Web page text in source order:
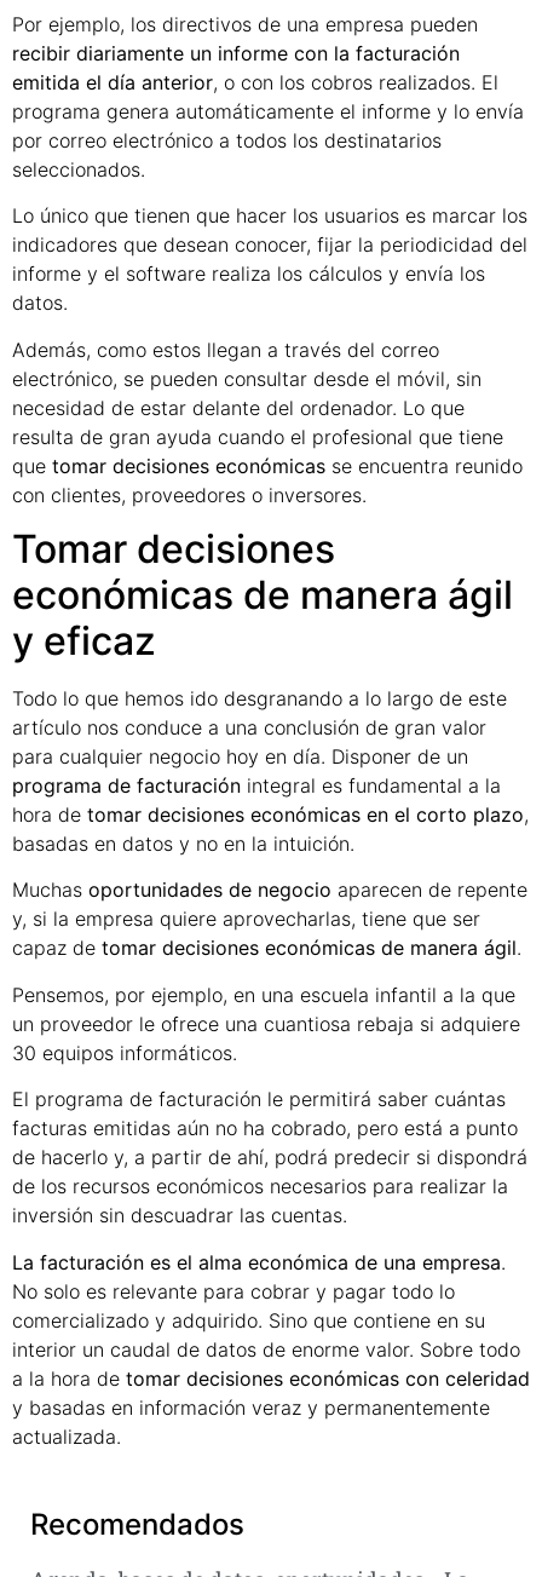
Por ejemplo, los directivos de una empresa pueden
recibir diariamente un informe con la facturación
emitida el día anterior, o con los cobros realizados. El
programa genera automáticamente el informe y lo envía
por correo electrónico a todos los destinatarios
seleccionados.
Lo único que tienen que hacer los usuarios es marcar los
indicadores que desean conocer, fijar la periodicidad del
informe y el software realiza los cálculos y envía los
datos.
Además, como estos llegan a través del correo
electrónico, se pueden consultar desde el móvil, sin
necesidad de estar delante del ordenador. Lo que
resulta de gran ayuda cuando el profesional que tiene
que tomar decisiones económicas se encuentra reunido
con clientes, proveedores o inversores.
Tomar decisiones
económicas de manera ágil
y eficaz
Todo lo que hemos ido desgranando a lo largo de este
artículo nos conduce a una conclusión de gran valor
para cualquier negocio hoy en día. Disponer de un
programa de facturación integral es fundamental a la
hora de tomar decisiones económicas en el corto plazo,
basadas en datos y no en la intuición.
Muchas oportunidades de negocio aparecen de repente
y, si la empresa quiere aprovecharlas, tiene que ser
capaz de tomar decisiones económicas de manera ágil.
Pensemos, por ejemplo, en una escuela infantil a la que
un proveedor le ofrece una cuantiosa rebaja si adquiere
30 equipos informáticos.
El programa de facturación le permitirá saber cuántas
facturas emitidas aún no ha cobrado, pero está a punto
de hacerlo y, a partir de ahí, podrá predecir si dispondrá
de los recursos económicos necesarios para realizar la
inversión sin descuadrar las cuentas.
La facturación es el alma económica de una empresa.
No solo es relevante para cobrar y pagar todo lo
comercializado y adquirido. Sino que contiene en su
interior un caudal de datos de enorme valor. Sobre todo
a la hora de tomar decisiones económicas con celeridad
y basadas en información veraz y permanentemente
actualizada.
Recomendados